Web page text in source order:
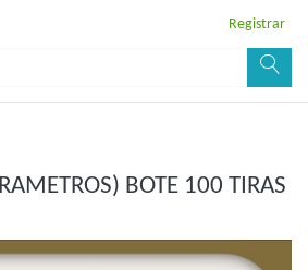
Registrar
BOTE 100 TIRAS